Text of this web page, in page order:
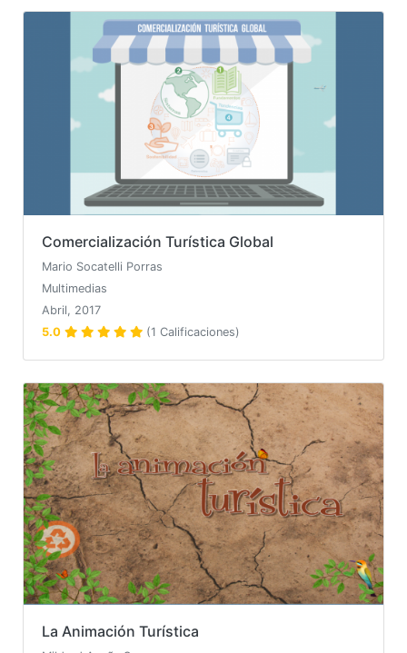
Comercialización Turística Global
Mario Socatelli Porras
Multimedias
Abril, 2017
5.0
(1 Calificaciones)
La Animación Turística